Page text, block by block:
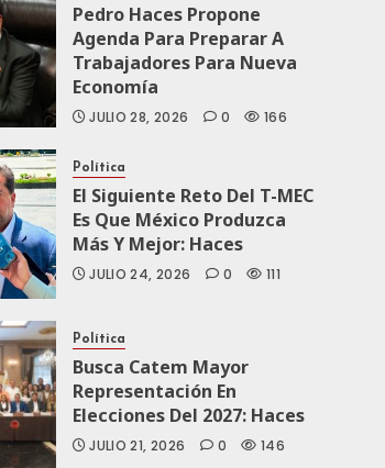
Pedro Haces Propone
Agenda Para Preparar A
Trabajadores Para Nueva
Economía
JULIO 28, 2026 0 166
Política
El Siguiente Reto Del T-MEC
Es Que México Produzca
Más Y Mejor: Haces
JULIO 24, 2026 0 111
Política
Busca Catem Mayor
Representación En
Elecciones Del 2027: Haces
JULIO 21, 2026 0 146